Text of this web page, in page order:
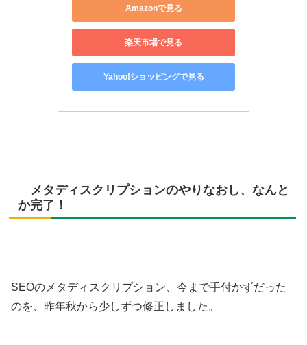
Amazonで見る
楽天市場で見る
Yahoo!ショッピングで見る
メタディスクリプションのやりなおし、なんと
か完了！
SEOのメタディスクリプション、今まで手付かずだった
のを、昨年秋から少しずつ修正しました。